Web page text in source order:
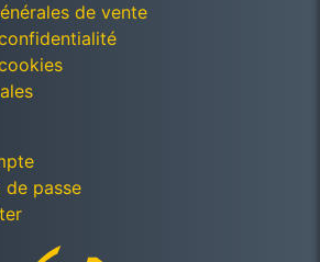
de vente
de passe